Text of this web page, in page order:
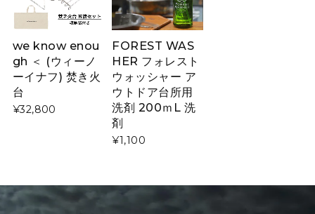
we know enou
gh ＜ (ウィーノ
ーイナフ) 焚き火
台
¥32,800
FOREST WAS
HER フォレスト
ウォッシャー ア
ウトドア台所用
洗剤 200ｍL 洗
剤
¥1,100